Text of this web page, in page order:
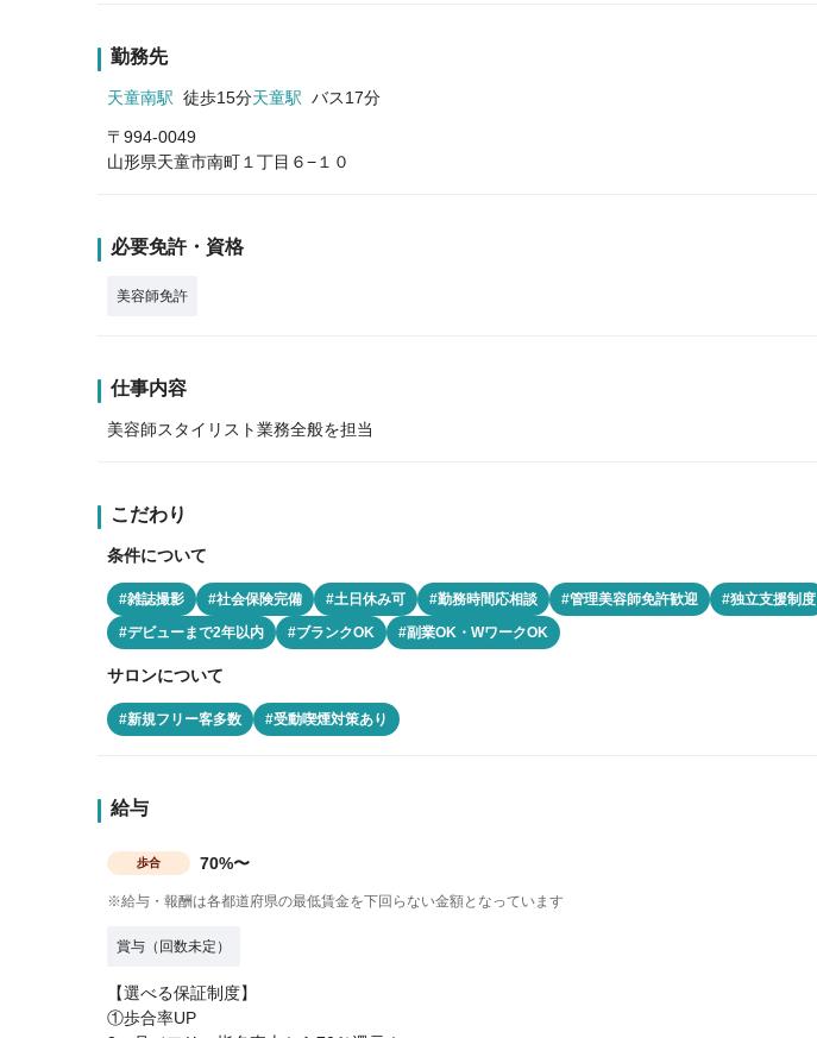
勤務先
天童南駅 徒歩15分天童駅 バス17分
〒994-0049
山形県天童市南町１丁目６−１０
必要免許・資格
美容師免許
仕事内容
美容師スタイリスト業務全般を担当
こだわり
条件について
#雑誌撮影 #社会保険完備 #土日休み可 #勤務時間応相談 #管理美容師免許歓迎 #独立支援制度
#デビューまで2年以内
#ブランクOK #副業OK・WワークOK
サロンについて
#新規フリー客多数 #受動喫煙対策あり
給与
歩合 70%〜
※給与・報酬は各都道府県の最低賃金を下回らない金額となっています
賞与（回数未定）
【選べる保証制度】
①歩合率UP